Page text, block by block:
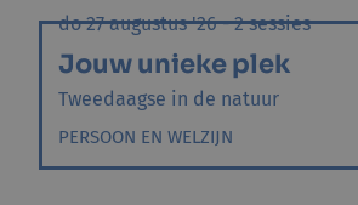
do 27 augustus '26 - 2 sessies
Jouw unieke plek
Tweedaagse in de natuur
PERSOON EN WELZIJN